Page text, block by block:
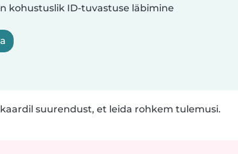
kohustuslik ID-tuvastuse läbimine
suurendust, et leida rohkem tulemusi.